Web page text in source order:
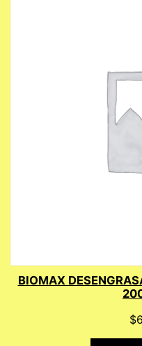
BIOMAX
$